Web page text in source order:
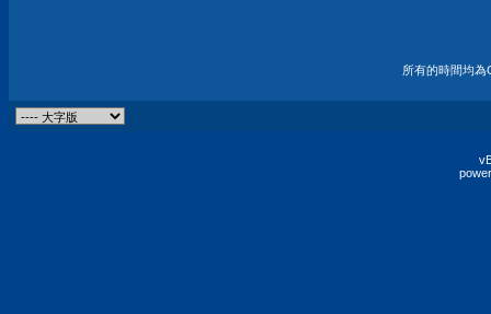
所有的時間均為